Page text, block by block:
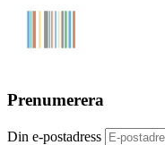
Prenumerera
Din e-postadress